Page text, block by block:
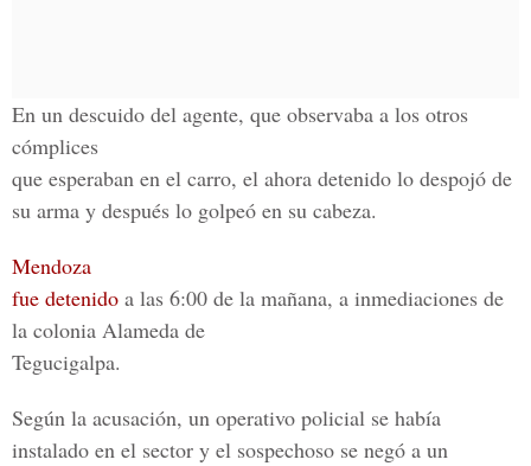
En un descuido del agente, que observaba a los otros
cómplices
que esperaban en el carro, el ahora detenido lo despojó de
su arma y después lo golpeó en su cabeza.
Mendoza
fue detenido a las 6:00 de la mañana, a inmediaciones de
la colonia Alameda de
Tegucigalpa.
Según la acusación, un operativo policial se había
instalado en el sector y el sospechoso se negó a un